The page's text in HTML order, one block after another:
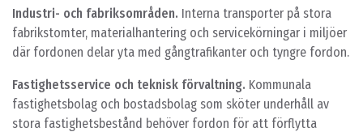
Industri- och fabriksområden. Interna transporter på stora
fabrikstomter, materialhantering och servicekörningar i miljöer
där fordonen delar yta med gångtrafikanter och tyngre fordon.
Fastighetsservice och teknisk förvaltning. Kommunala
fastighetsbolag och bostadsbolag som sköter underhåll av
stora fastighetsbestånd behöver fordon för att förflytta